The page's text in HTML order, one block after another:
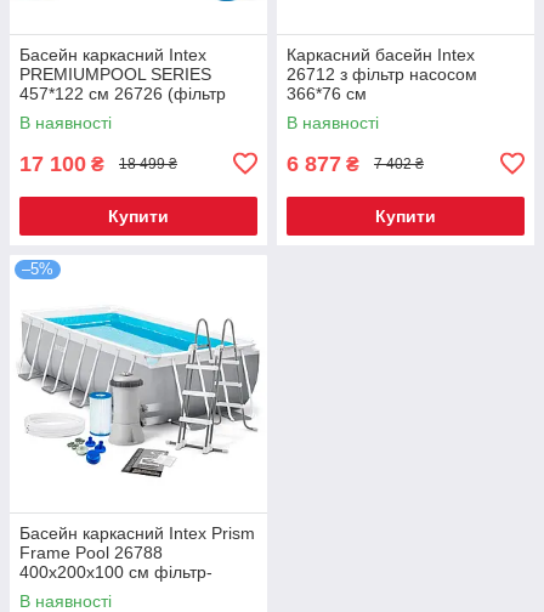
Басейн каркасний Intex
PREMIUMPOOL SERIES
457*122 см 26726 (фільтр
насос, драбина, тент,
підстилка)
В наявності
17 100 ₴ 18 499 ₴
Купити
Каркасний басейн Intex
26712 з фільтр насосом
366*76 см
В наявності
6 877 ₴ 7 402 ₴
Купити
–5%
Басейн каркасний Intex Prism
Frame Pool 26788
400х200х100 см фільтр-
насос, сходи
В наявності